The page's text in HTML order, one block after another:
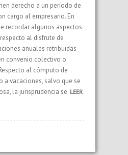
derecho a un período de
cargo al empresario. En
recordar algunos aspectos
al disfrute de
anuales retribuidas
convenio colectivo o
al cómputo de
a vacaciones, salvo que se
la jurisprudencia se LEER